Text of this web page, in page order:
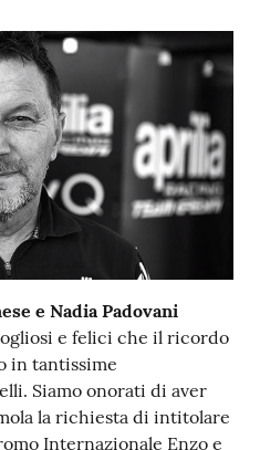
e Nadia Padovani
e felici che il ricordo
in tantissime
Siamo onorati di aver
la richiesta di intitolare
Internazionale Enzo e